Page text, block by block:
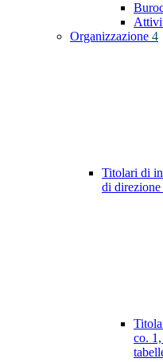
Organizzazione 4
Titolari di
di
co.